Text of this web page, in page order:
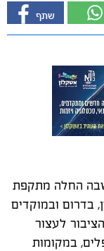
החלה מתקפת
בדרום ובמוקדים
לעצור
במקומות